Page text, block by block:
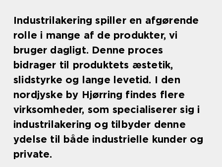
Industrilakering spiller en afgørende
rolle i mange af de produkter, vi
bruger dagligt. Denne proces
bidrager til produktets æstetik,
slidstyrke og lange levetid. I den
nordjyske by Hjørring findes flere
virksomheder, som specialiserer sig i
industrilakering og tilbyder denne
ydelse til både industrielle kunder og
private.